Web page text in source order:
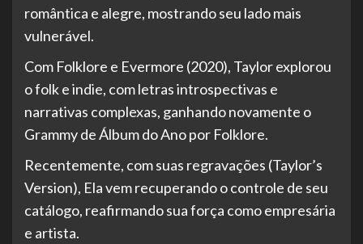
romântica e alegre, mostrando seu lado mais
vulnerável.
Com Folklore e Evermore (2020), Taylor explorou
o folk e indie, com letras introspectivas e
narrativas complexas, ganhando novamente o
Grammy de Álbum do Ano por Folklore.
Recentemente, com suas regravações (Taylor’s
Version), Ela vem recuperando o controle de seu
catálogo, reafirmando sua força como empresária
e artista.